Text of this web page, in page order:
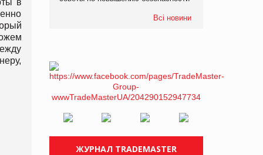
в
Всі новини
ЖУРНАЛ TRADEMASTER